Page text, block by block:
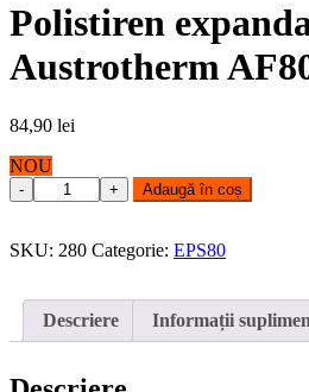
Polistiren
Austrotherm
84,90 lei
NOU
Polistiren
expandat
AF80
Adaugă în coș
SKU: 280 Categorie: EPS80
Descriere Informații